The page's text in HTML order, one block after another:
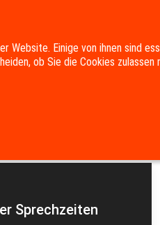
Sprechzeiten
Website. Einige von ihnen sind
ob Sie die Cookies